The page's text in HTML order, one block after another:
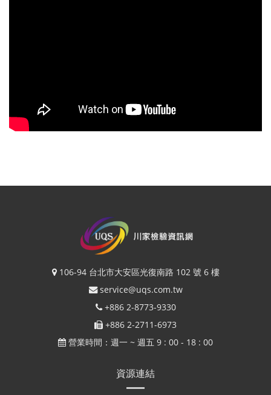
106-94 台北市大安區光復南路 102 號 6 樓
service@uqs.com.tw
+886 2-8773-9330
+886 2-2711-6973
營業時間：週一 ~ 週五 9 : 00 - 18 : 00
資源連結